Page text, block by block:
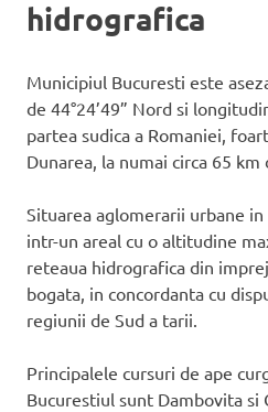
hidrografica
Municipiul Bucuresti este
de 44°24’49” Nord si
partea sudica a Romaniei,
Dunarea, la numai circa 65 km
Situarea aglomerarii urbane in
intr-un areal cu o altitudine
reteaua hidrografica din
bogata, in concordanta cu
regiunii de Sud a tarii.
Principalele cursuri de ape
Bucurestiul sunt Dambovita si